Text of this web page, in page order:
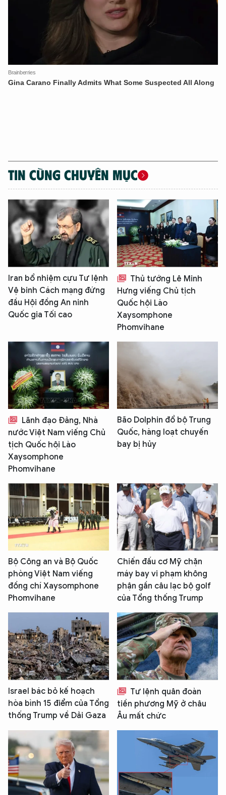
TIN CÙNG CHUYÊN MỤC
Iran bổ nhiệm cựu Tư lệnh
Vệ binh Cách mạng đứng
đầu Hội đồng An ninh
Quốc gia Tối cao
Thủ tướng Lê Minh
Hưng viếng Chủ tịch
Quốc hội Lào
Xaysomphone
Phomvihane
Lãnh đạo Đảng, Nhà
nước Việt Nam viếng Chủ
tịch Quốc hội Lào
Xaysomphone
Phomvihane
Bão Dolphin đổ bộ Trung
Quốc, hàng loạt chuyến
bay bị hủy
Bộ Công an và Bộ Quốc
phòng Việt Nam viếng
đồng chí Xaysomphone
Phomvihane
Chiến đấu cơ Mỹ chặn
máy bay vi phạm không
phận gần câu lạc bộ golf
của Tổng thống Trump
Israel bác bỏ kế hoạch
hòa bình 15 điểm của Tổng
thống Trump về Dải Gaza
Tư lệnh quân đoàn
tiền phương Mỹ ở châu
Âu mất chức
TÔI LÀ CHATBOT CỦA
Hãy hỏi tôi bất kỳ điều gì bạn cần biết về
An Ninh Thủ Đô nhé. Tôi sẵn sàng hỗ trợ!